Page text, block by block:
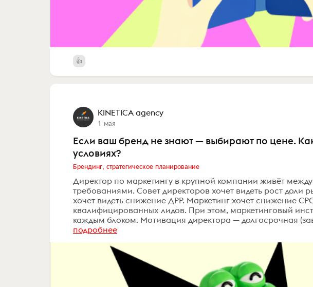
KINETICA agency
1 мая
Если ваш бренд не знают — выбирают по цене.
условиях?
Брендинг, стратегическое планирование
Директор по маркетингу в крупной компании живёт
требованиями. Совет директоров хочет видеть рост
хочет видеть снижение ДРР. Маркетинг хочет снижение
квалифицированных лидов. При этом, маркетинговый
каждым блоком. Мотивация директора — долгосрочная
подробнее